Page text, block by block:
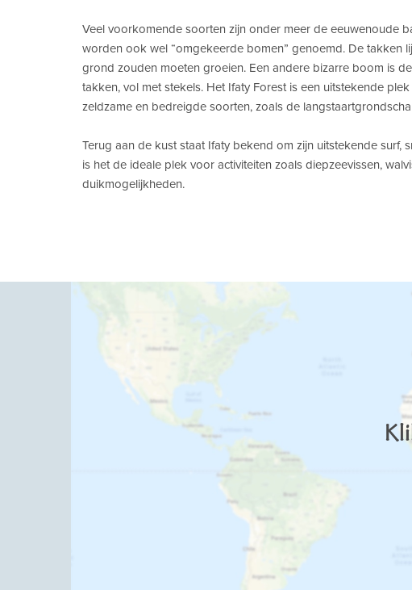
Veel voorkomende soorten zijn onder meer de eeuwenoude
worden ook wel “omgekeerde bomen” genoemd. De takken
grond zouden moeten groeien. Een andere bizarre boom is
takken, vol met stekels. Het Ifaty Forest is een uitstekende
zeldzame en bedreigde soorten, zoals de
Terug aan de kust staat Ifaty bekend om zijn uitstekende surf,
is het de ideale plek voor activiteiten zoals diepzeevissen,
duikmogelijkheden.